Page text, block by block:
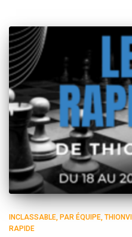
INCLASSABLE PAR ÉQUIPE
RAPIDE